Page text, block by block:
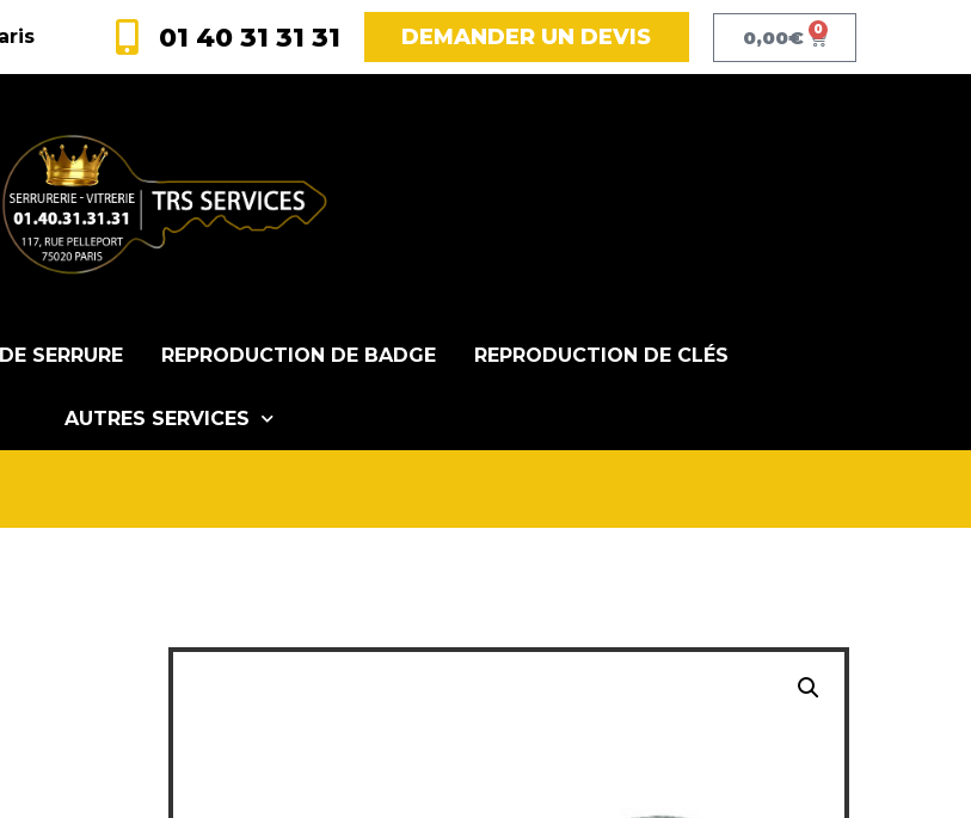
01 40 31 31 31 DEMANDER UN DEVIS 0,00€ 0
SERRURE REPRODUCTION DE BADGE REPRODUCTION DE CLÉS
AUTRES SERVICES